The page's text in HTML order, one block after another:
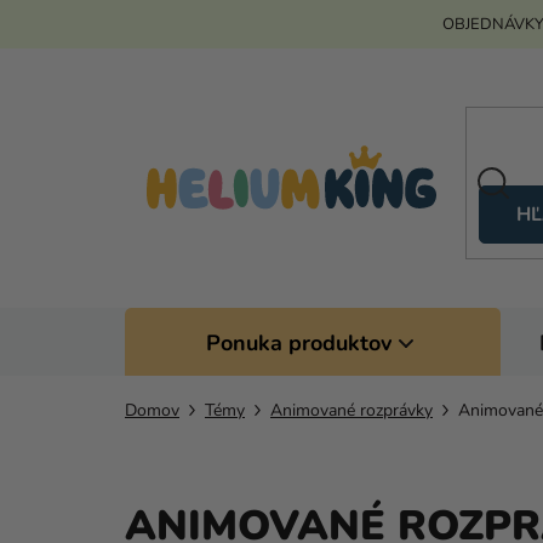
Ponuka produktov
Domov Témy Animované rozprávky
ANIMOVANÉ